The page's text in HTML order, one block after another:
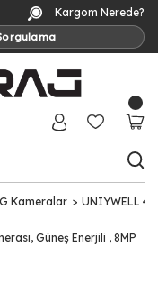
Kargom Nerede?
Kameralar UNIYWELL